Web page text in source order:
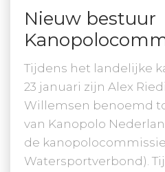
Nieuw bestuur
Tijdens het landelijke
23 januari zijn Alex
Willemsen benoemd
van Kanopolo
de
Watersportverbond).